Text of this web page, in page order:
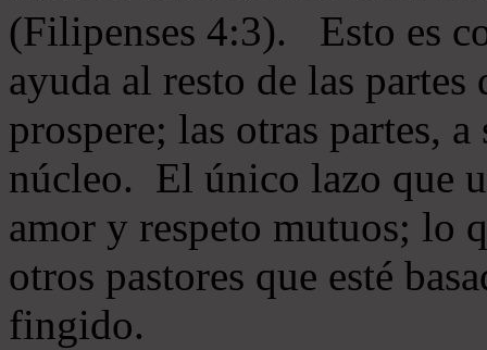
(Filipenses 4:3). Esto es
ayuda al resto de las
prospere; las otras partes,
núcleo. El único lazo que
amor y respeto mutuos; lo
otros pastores que esté
fingido.